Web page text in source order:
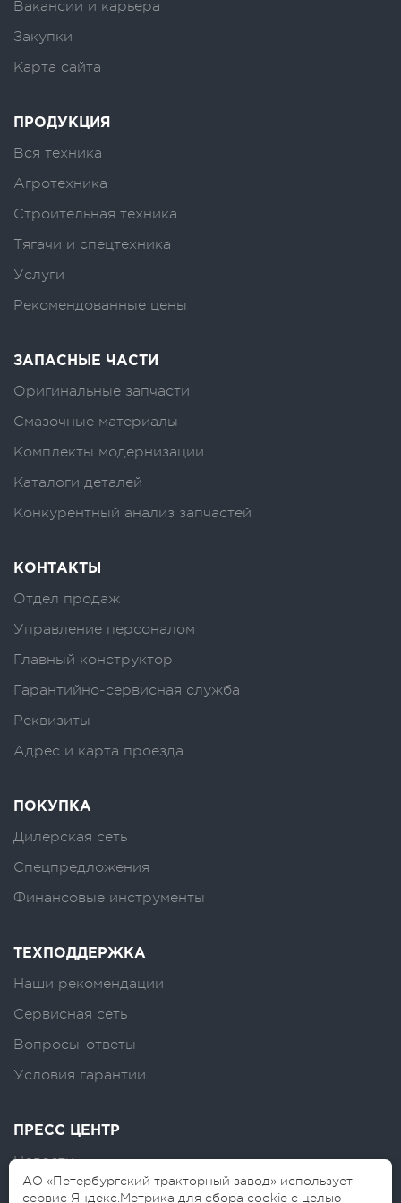
Вакансии и карьера
Закупки
Карта сайта
ПРОДУКЦИЯ
Вся техника
Агротехника
Строительная техника
Тягачи и спецтехника
Услуги
Рекомендованные цены
ЗАПАСНЫЕ ЧАСТИ
Оригинальные запчасти
Смазочные материалы
Комплекты модернизации
Каталоги деталей
Конкурентный анализ запчастей
КОНТАКТЫ
Отдел продаж
Управление персоналом
Главный конструктор
Гарантийно-сервисная служба
Реквизиты
Адрес и карта проезда
ПОКУПКА
Дилерская сеть
Спецпредложения
Финансовые инструменты
ТЕХПОДДЕРЖКА
Наши рекомендации
Сервисная сеть
Вопросы-ответы
Условия гарантии
ПРЕСС ЦЕНТР
Новости
Логотипы
АО «Петербургский тракторный завод» использует
сервис Яндекс.Метрика для сбора cookie с целью